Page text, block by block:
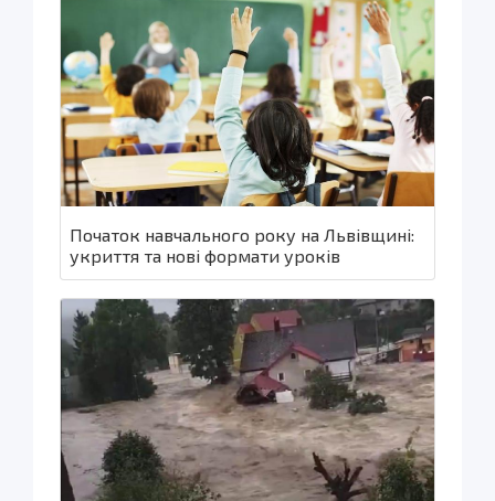
Початок навчального року на Львівщині:
укриття та нові формати уроків